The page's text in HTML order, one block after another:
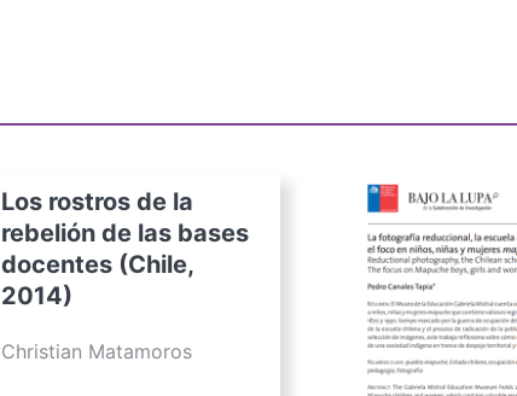
Los rostros de la
rebelión de las bases
docentes (Chile,
2014)
Christian Matamoros